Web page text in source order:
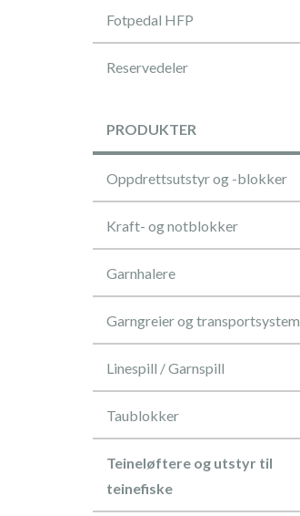
Fotpedal HFP
Reservedeler
PRODUKTER
Oppdrettsutstyr og -blokker
Kraft- og notblokker
Garnhalere
Garngreier og transportsystem
Linespill / Garnspill
Taublokker
Teineløftere og utstyr til
teinefiske